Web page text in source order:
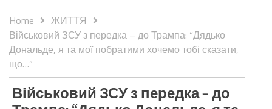
Home
ЖИТТЯ
Військовий ЗСУ з передка – до Трампа: “Дядько
Дональде, я та мої побратими хочемо тобі сказати,
що…”
Військовий ЗСУ з передка – до